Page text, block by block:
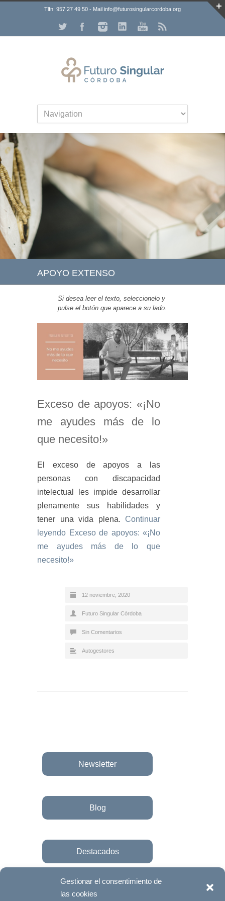
Gestionar el consentimiento de
las cookies
Tlfn: 957 27 49 50 - Mail info@futurosingularcordoba.org
APOYO EXTENSO
Si desea leer el texto, seleccionelo y
pulse el botón que aparece a su lado.
Exceso de apoyos: «¡No
me ayudes más de lo
que necesito!»
El exceso de apoyos a las
personas con discapacidad
intelectual les impide desarrollar
plenamente sus habilidades y
tener una vida plena. Continuar
leyendo Exceso de apoyos: «¡No
me ayudes más de lo que
necesito!»
12 noviembre, 2020
Futuro Singular Córdoba
Sin Comentarios
Autogestores
Newsletter
Blog
Destacados
Únete a la fundación